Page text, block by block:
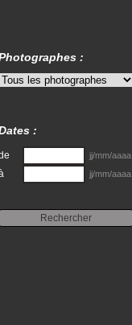
:
:
jj/mm/aaaa
jj/mm/aaaa